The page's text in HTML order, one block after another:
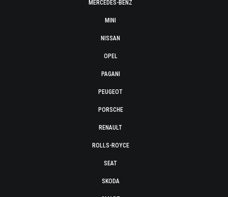
MERCEDES-BENZ
MINI
NISSAN
OPEL
PAGANI
PEUGEOT
PORSCHE
RENAULT
ROLLS-ROYCE
SEAT
SKODA